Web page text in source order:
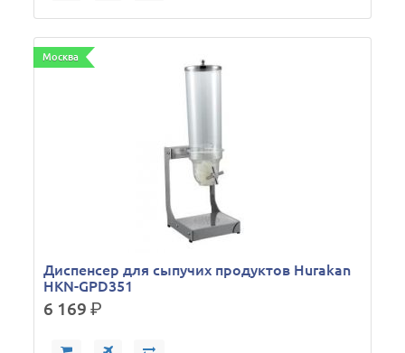
Москва
Диспенсер для сыпучих продуктов Hurakan
HKN-GPD351
6 169р.